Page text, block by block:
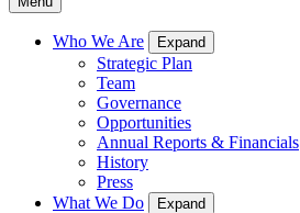
Who We Are Expand
Strategic Plan
Team
Governance
Opportunities
Annual Reports & Financials
History
Press
What We Do
Expand